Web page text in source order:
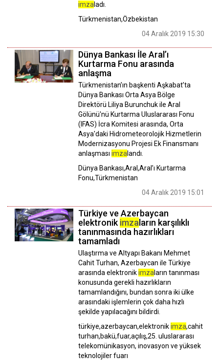
imza ladı.
Türkmenistan,Özbekistan
04 Aralık 2019 15:30
Dünya Bankası İle Aral’ı
Kurtarma Fonu arasında
anlaşma
Türkmenistan’ın başkenti Aşkabat’ta
Dünya Bankası Orta Asya Bölge
Direktörü Liliya Burunchuk ile Aral
Gölünü'nü Kurtarma Uluslararası Fonu
(IFAS) İcra Komitesi arasında, Orta
Asya'daki Hidrometeorolojik Hizmetlerin
Modernizasyonu Projesi Ek Finansmanı
anlaşması imza landı.
Dünya Bankası,Aral,Aral’ı Kurtarma
Fonu,Türkmenistan
04 Aralık 2019 15:01
Türkiye ve Azerbaycan
elektronik imza ların karşılıklı
tanınmasında hazırlıkları
tamamladı
Ulaştırma ve Altyapı Bakanı Mehmet
Cahit Turhan, Azerbaycan ile Türkiye
arasında elektronikimza ların tanınması
konusunda gerekli hazırlıkların
tamamlandığını, bundan sonra iki ülke
arasındaki işlemlerin çok daha hızlı
şekilde yapılacağını bildirdi.
türkiye,azerbaycan,elektronikimza,cahit
turhan,bakü,fuar,açılış,25. uluslararası
telekomünikasyon, inovasyon ve yüksek
teknolojiler fuarı